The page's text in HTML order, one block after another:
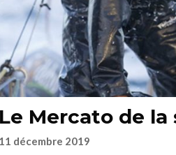
Le Mercato de la
11 décembre 2019